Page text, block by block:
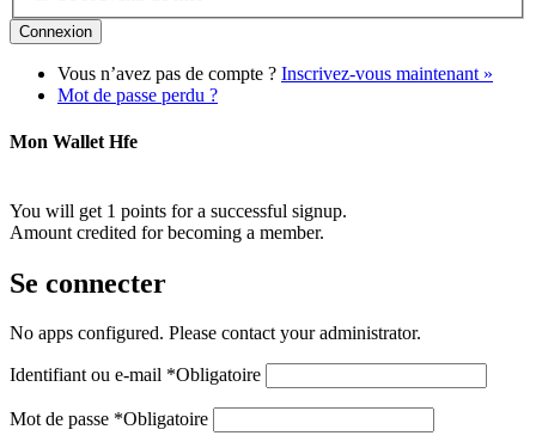
Vous n’avez pas de compte ? Inscrivez-vous maintenant »
Mot de passe perdu ?
Mon Wallet Hfe
You will get 1 points for a successful signup.
Amount credited for becoming a member.
Se connecter
No apps configured. Please contact your administrator.
Identifiant ou e-mail *Obligatoire
Mot de passe *Obligatoire